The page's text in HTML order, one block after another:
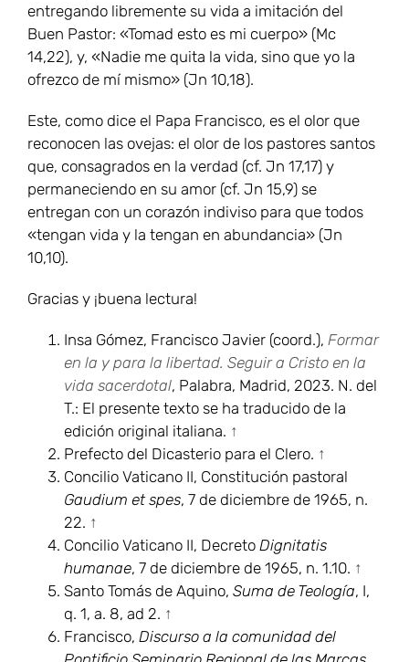
entregando libremente su vida a imitación del
Buen Pastor: «Tomad esto es mi cuerpo» (Mc
14,22), y, «Nadie me quita la vida, sino que yo la
ofrezco de mí mismo» (Jn 10,18).
Este, como dice el Papa Francisco, es el olor que
reconocen las ovejas: el olor de los pastores santos
que, consagrados en la verdad (cf. Jn 17,17) y
permaneciendo en su amor (cf. Jn 15,9) se
entregan con un corazón indiviso para que todos
«tengan vida y la tengan en abundancia» (Jn
10,10).
Gracias y ¡buena lectura!
Insa Gómez, Francisco Javier (coord.), Formar
en la y para la libertad. Seguir a Cristo en la
vida sacerdotal, Palabra, Madrid, 2023. N. del
T.: El presente texto se ha traducido de la
edición original italiana. ↑
Prefecto del Dicasterio para el Clero. ↑
Concilio Vaticano II, Constitución pastoral
Gaudium et spes, 7 de diciembre de 1965, n.
22. ↑
Concilio Vaticano II, Decreto Dignitatis
humanae, 7 de diciembre de 1965, n. 1.10. ↑
Santo Tomás de Aquino, Suma de Teología, I,
q. 1, a. 8, ad 2. ↑
Francisco, Discurso a la comunidad del